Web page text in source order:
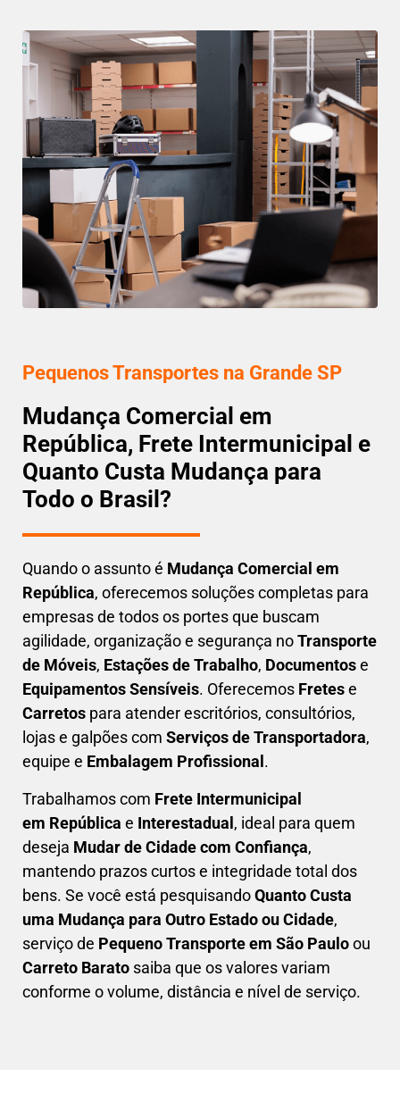
Pequenos Transportes na Grande SP
Mudança Comercial em
República, Frete Intermunicipal e
Quanto Custa Mudança para
Todo o Brasil?
Quando o assunto é Mudança Comercial em
República, oferecemos soluções completas para
empresas de todos os portes que buscam
agilidade, organização e segurança noTransporte
de Móveis, Estações de Trabalho, Documentose
Equipamentos Sensíveis. Oferecemos Fretese
Carretos para atender escritórios, consultórios,
lojas e galpões com Serviços de Transportadora,
equipe e Embalagem Profissional .
Trabalhamos com Frete Intermunicipal
em República e Interestadual, ideal para quem
deseja Mudar de Cidade com Confiança,
mantendo prazos curtos e integridade total dos
bens. Se você está pesquisandoQuanto Custa
uma Mudança para Outro Estado ou Cidade,
serviço de Pequeno Transporte em São Pauloou
Carreto Barato saiba que os valores variam
conforme o volume, distância e nível de serviço.